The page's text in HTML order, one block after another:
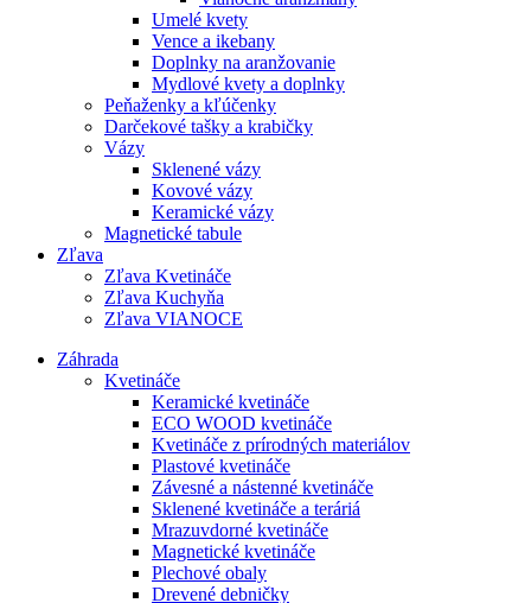
Umelé kvety
Vence a ikebany
Doplnky na aranžovanie
Mydlové kvety a doplnky
Peňaženky a kľúčenky
Darčekové tašky a krabičky
Vázy
Sklenené vázy
Kovové vázy
Keramické vázy
Magnetické tabule
Zľava
Zľava Kvetináče
Zľava Kuchyňa
Zľava VIANOCE
Záhrada
Kvetináče
Keramické kvetináče
ECO WOOD kvetináče
Kvetináče z prírodných materiálov
Plastové kvetináče
Závesné a nástenné kvetináče
Sklenené kvetináče a teráriá
Mrazuvdorné kvetináče
Magnetické kvetináče
Plechové obaly
Drevené debničky